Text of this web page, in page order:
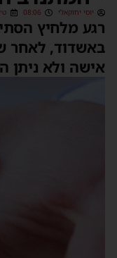
יוסי יחזקאלי 08:06
רגע מלחיץ
באשדוד, לאחר
אישה ולא ניתן